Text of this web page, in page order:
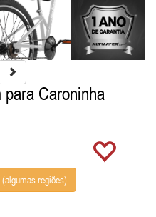
Caroninha
regiões)